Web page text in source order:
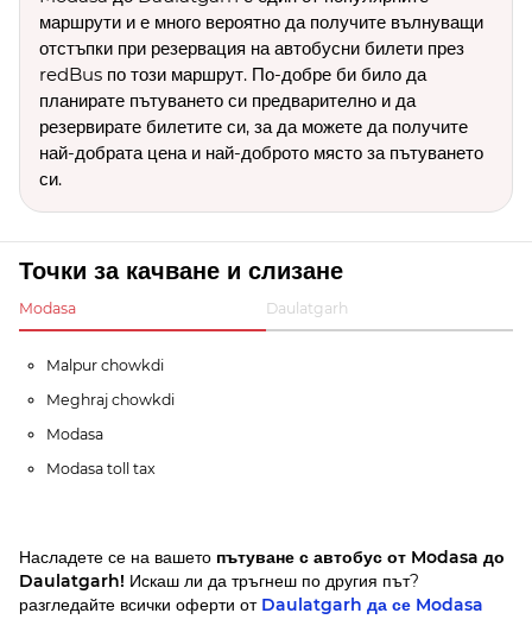
маршрути и е много вероятно да получите вълнуващи
отстъпки при резервация на автобусни билети през
redBus по този маршрут. По-добре би било да
планирате пътуването си предварително и да
резервирате билетите си, за да можете да получите
най-добрата цена и най-доброто място за пътуването
си.
Точки за качване и слизане
Modasa Daulatgarh
Malpur chowkdi
Meghraj chowkdi
Modasa
Modasa toll tax
Насладете се на вашето пътуване с автобус от Modasa до
Daulatgarh! Искаш ли да тръгнеш по другия път?
разгледайте всички оферти от Daulatgarh да се Modasa